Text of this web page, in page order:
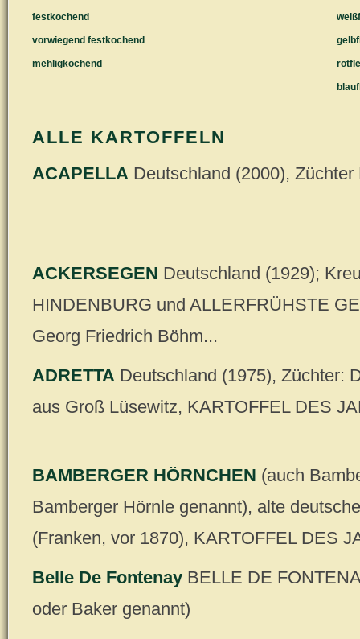
festkochend
vorwiegend festkochend
mehligkochend
ALLE KARTOFFELN
ACAPELLA Deutschland (2000),
ACKERSEGEN Deutschland (1929);
HINDENBURG und ALLERFRÜHSTE
Georg Friedrich Böhm...
ADRETTA Deutschland (1975), Züchter:
aus Groß Lüsewitz, KARTOFFEL DES
BAMBERGER HÖRNCHEN (auch
Bamberger Hörnle genannt), alte
(Franken, vor 1870), KARTOFFEL DES
Belle De Fontenay BELLE DE
oder Baker genannt)